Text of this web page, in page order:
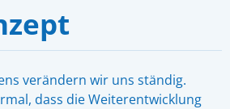
verändern wir uns ständig.
dass die Weiterentwicklung